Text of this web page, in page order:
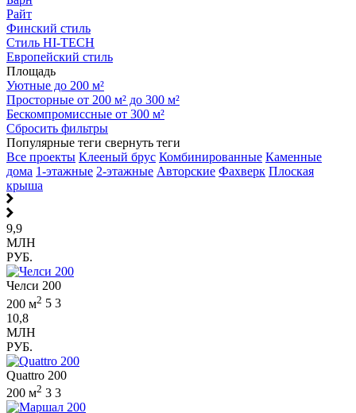
Райт
Финский стиль
Стиль HI-TECH
Европейский стиль
Площадь
Уютные до 200 м²
Просторные от 200 м² до 300 м²
Бескомпромиссные от 300 м²
Сбросить фильтры
Популярные теги свернуть теги
Все проекты Клееный брус Комбинированные Каменные
дома 1-этажные 2-этажные Авторские Фахверк Плоская
крыша
9,9
МЛН
РУБ.
Челси 200
200 м2 5 3
10,8
МЛН
РУБ.
Quattro 200
200 м2 3 3